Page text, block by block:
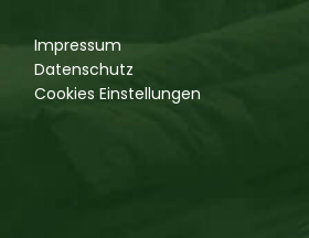
Impressum
Datenschutz
Cookies Einstellungen